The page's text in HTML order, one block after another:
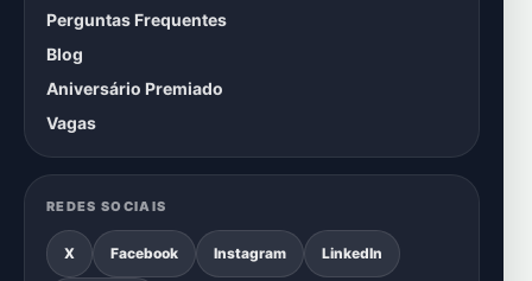
Perguntas Frequentes
Blog
Aniversário Premiado
Vagas
REDES SOCIAIS
X Facebook Instagram LinkedIn